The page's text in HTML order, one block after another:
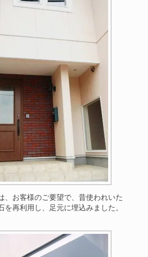
、お客様のご要望で、昔使われいた
を再利用し、足元に埋込みました。